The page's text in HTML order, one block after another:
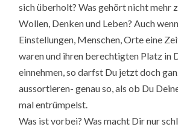
sich überholt? Was gehört nicht mehr
Wollen, Denken und Leben? Auch
Einstellungen, Menschen, Orte eine
waren und ihren berechtigten Platz in
einnehmen, so darfst Du jetzt doch
aussortieren- genau so, als ob Du
mal entrümpelst.
Was ist vorbei? Was macht Dir nur